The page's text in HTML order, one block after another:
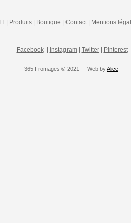
Produits| Boutique Contact| Mentions
Facebook Instagram Twitter| Pinterest
365 Fromages © 2021 - Web byAlice